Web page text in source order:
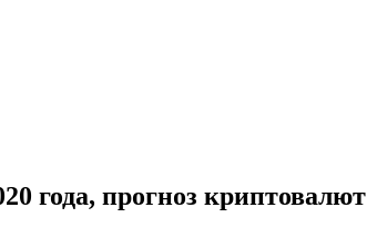
года, прогноз криптовалют